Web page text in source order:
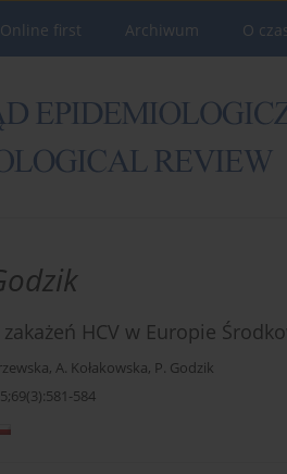
Online first Archiwum O
HCV w Europie
, A. Kołakowska, P. Godzik
584